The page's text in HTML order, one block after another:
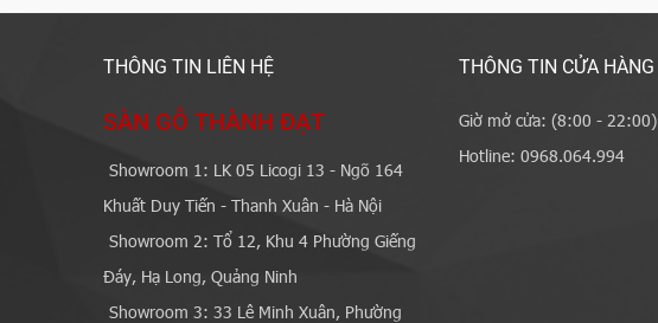
THÔNG TIN LIÊN HỆ
SÀN GỖ THÀNH ĐẠT
Showroom 1: LK 05 Licogi 13 - Ngõ 164
Khuất Duy Tiến - Thanh Xuân - Hà Nội
Showroom 2: Tổ 12, Khu 4 Phường Giếng
Đáy, Hạ Long, Quảng Ninh
Showroom 3: 33 Lê Minh Xuân, Phường
THÔNG TIN CỬA HÀNG
Giờ mở cửa: (8:00 - 22:00)
Hotline: 0968.064.994